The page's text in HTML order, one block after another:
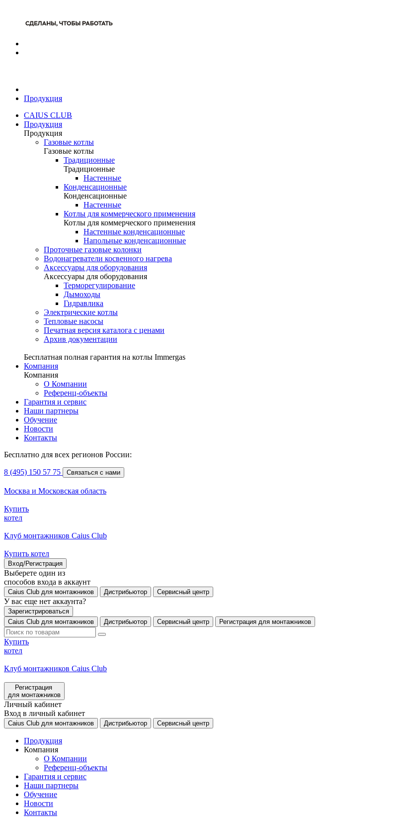
Продукция
CAIUS CLUB
Продукция
Продукция
Газовые котлы
Газовые котлы
Традиционные
Традиционные
Настенные
Конденсационные
Конденсационные
Настенные
Котлы для коммерческого применения
Котлы для коммерческого применения
Настенные конденсационные
Напольные конденсационные
Проточные газовые колонки
Водонагреватели косвенного нагрева
Аксессуары для оборудования
Аксессуары для оборудования
Терморегулирование
Дымоходы
Гидравлика
Электрические котлы
Тепловые насосы
Печатная версия каталога с ценами
Архив документации
Бесплатная полная гарантия на котлы Immergas
Компания
Компания
О Компании
Референц-объекты
Гарантия и сервис
Наши партнеры
Обучение
Новости
Контакты
Бесплатно для всех регионов России:
8 (495) 150 57 75 Связаться с нами
Москва и Московская область
Купить
котел
Клуб монтажников Caius Club
Купить котел
Вход/Регистрация
Выберете один из
способов входа в аккаунт
Caius Club для монтажников Дистрибьютор Сервисный центр
У вас еще нет аккаунта?
Зарегистрироваться
Caius Club для монтажников
Дистрибьютор Сервисный центр Регистрация для монтажников
Купить
котел
Клуб монтажников Caius Club
Регистрация
для монтажников
Личный кабинет
Вход в личный кабинет
Caius Club для монтажников Дистрибьютор Сервисный центр
Продукция
Компания
О Компании
Референц-объекты
Гарантия и сервис
Наши партнеры
Обучение
Новости
Контакты